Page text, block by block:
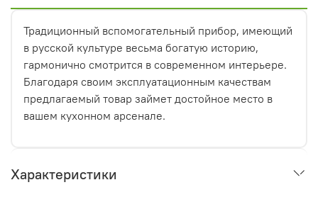
Традиционный вспомогательный прибор, имеющий
в русской культуре весьма богатую историю,
гармонично смотрится в современном интерьере.
Благодаря своим эксплуатационным качествам
предлагаемый товар займет достойное место в
вашем кухонном арсенале.
Характеристики